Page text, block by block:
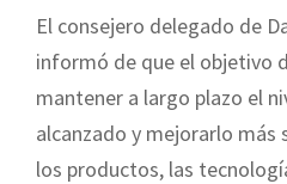
El consejero delegado de
informó de que el objetivo
mantener a largo plazo el
alcanzado y mejorarlo más
los productos, las